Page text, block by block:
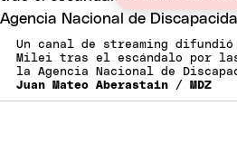
Un canal de streaming
Milei tras el escándalo por las
la Agencia Nacional de
Juan Mateo Aberastain / MDZ